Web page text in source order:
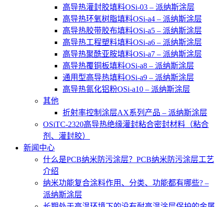
高导热灌封胶填料OSi-03 – 派纳斯涂层
高导热环氧树脂填料OSi-a4 – 派纳斯涂层
高导热胶带胶布填料OSi-a5 – 派纳斯涂层
高导热工程塑料填料OSi-a6 – 派纳斯涂层
高导热聚酰亚胺填料OSi-a7 – 派纳斯涂层
高导热覆铜板填料OSi-a8 – 派纳斯涂层
通用型高导热填料OSi-a9 – 派纳斯涂层
高导热氮化铝粉OSi-a10 – 派纳斯涂层
其他
折射率控制涂层AX系列产品 – 派纳斯涂层
OSiTC-2320高导热绝缘灌封粘合密封材料（粘合
剂、灌封胶）
新闻中心
什么是PCB纳米防污涂层？PCB纳米防污涂层工艺
介绍
纳米功能复合涂料作用、分类、功能都有哪些? –
派纳斯涂层